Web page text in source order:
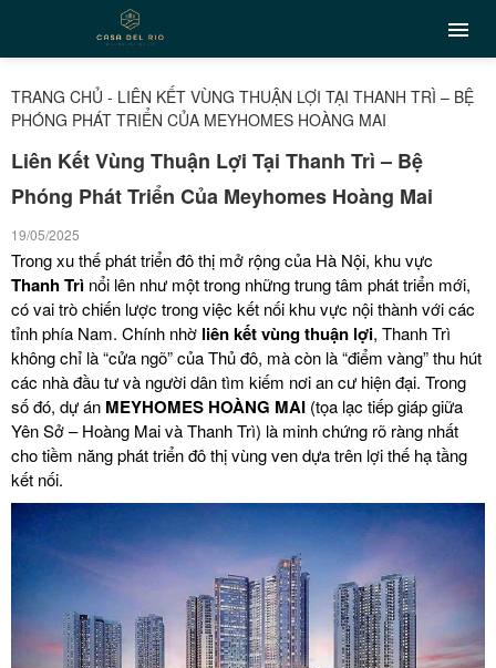
TRANG CHỦ - LIÊN KẾT VÙNG THUẬN LỢI TẠI THANH TRÌ – BỆ
PHÓNG PHÁT TRIỂN CỦA MEYHOMES HOÀNG MAI
Liên Kết Vùng Thuận Lợi Tại Thanh Trì – Bệ
Phóng Phát Triển Của Meyhomes Hoàng Mai
19/05/2025
Trong xu thế phát triển đô thị mở rộng của Hà Nội, khu vực
Thanh Trì nổi lên như một trong những trung tâm phát triển mới,
có vai trò chiến lược trong việc kết nối khu vực nội thành với các
tỉnh phía Nam. Chính nhờ liên kết vùng thuận lợi, Thanh Trì
không chỉ là “cửa ngõ” của Thủ đô, mà còn là “điểm vàng” thu hút
các nhà đầu tư và người dân tìm kiếm nơi an cư hiện đại. Trong
số đó, dự án MEYHOMES HOÀNG MAI (tọa lạc tiếp giáp giữa
Yên Sở – Hoàng Mai và Thanh Trì) là minh chứng rõ ràng nhất
cho tiềm năng phát triển đô thị vùng ven dựa trên lợi thế hạ tầng
kết nối.